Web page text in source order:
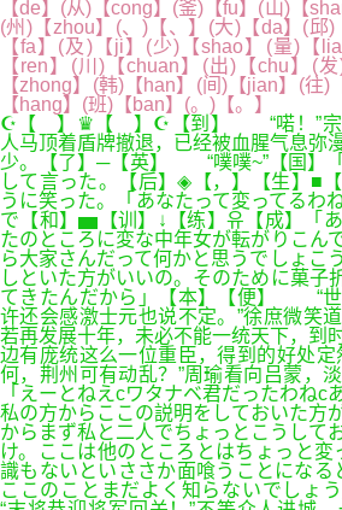
【de】(从)【cong】(釜)【fu】(山)【
(州)【zhou】(、)【、】(大)【da】(邱
【fa】(及)【ji】(少)【shao】(量)【
【ren】(川)【chuan】(出)【chu】(
【zhong】(韩)【han】(间)【jian】(往
【hang】(班)【ban】(。)【。】
☪【 】♛【 】☪【到】 “喏！”宗渊
人马顶着盾牌撤退，已经被血腥气息弥
少。【了】─【英】 “噗噗~”【国】
して言った。【后】◈【，】【生】■
うに笑った。「あなたって変ってるわ
で【和】▅【训】↓【练】유【成】「
たのところに変な中年女が転がりこん
ら大家さんだって何かと思うでしょこ
しといた方がいいの。そのために菓子
てきたんだから」【本】【便】 “世
许还会感激士元也说不定。”徐庶微笑
若再发展十年，未必不能一统天下，到
边有庞统这么一位重臣，得到的好处
何，荆州可有动乱？”周瑜看向吕蒙，
「えーとねえcワタナベ君だったわねc
私の方からここの説明をしておいた方
からまず私と二人でちょっとこうして
け。ここは他のところとはちょっと変
識もないといささか面喰うことになる
ここのことまだよく知らないでし